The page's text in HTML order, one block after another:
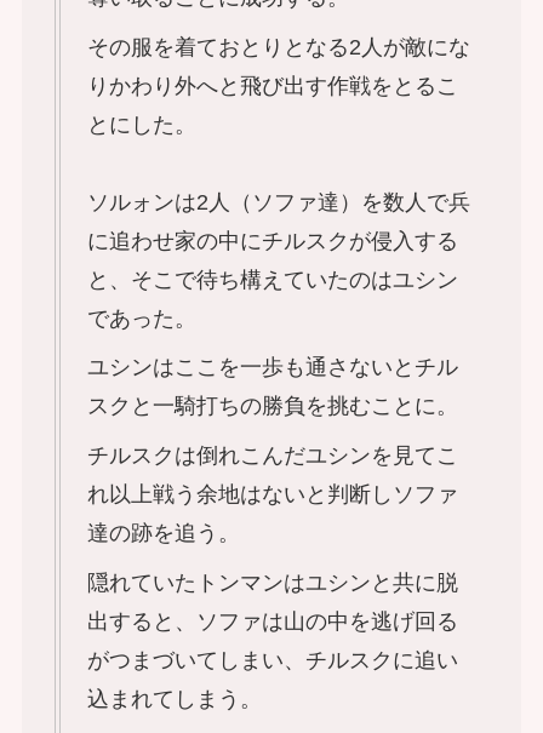
その服を着ておとりとなる2人が敵にな
りかわり外へと飛び出す作戦をとるこ
とにした。
ソルォンは2人（ソファ達）を数人で兵
に追わせ家の中にチルスクが侵入する
と、そこで待ち構えていたのはユシン
であった。
ユシンはここを一歩も通さないとチル
スクと一騎打ちの勝負を挑むことに。
チルスクは倒れこんだユシンを見てこ
れ以上戦う余地はないと判断しソファ
達の跡を追う。
隠れていたトンマンはユシンと共に脱
出すると、ソファは山の中を逃げ回る
がつまづいてしまい、チルスクに追い
込まれてしまう。